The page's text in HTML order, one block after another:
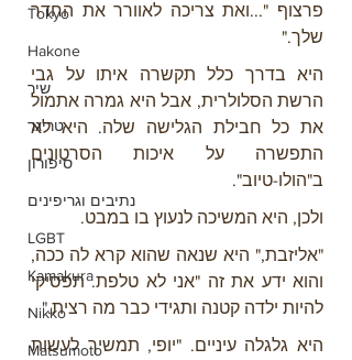
Tokyo
Hakone
שיר
טריגר
סיפורון
נתיבים וגריפינים
LGBT
Kamakura
Nikko
Matsumoto
פרצוף "...ואת צריכה לאוורר את החדר
שלך."
את כל חבילת הגלישה שלה. היא לא
ב"הולו-טיוב".
ולכן, היא המשיכה לנעוץ בו במבט.
והוא ידע את זה "אני לא טלפת. תפסיקי
להיות ילדה קטנה ותגידי כבר מה רצית."
היא גלגלה עיניים. "יופי, תמשיך לעשות